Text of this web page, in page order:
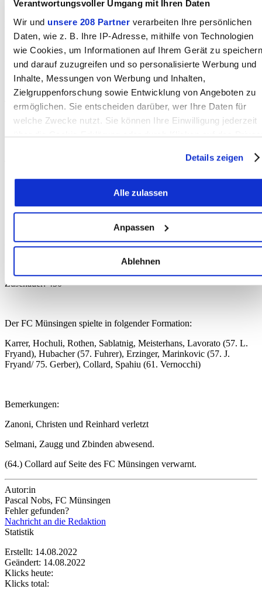
Verantwortungsvoller Umgang mit Ihren Daten
Wir und unsere 208 Partner verarbeiten Ihre persönlichen
Daten, wie z. B. Ihre IP-Adresse, mithilfe von Technologien
wie Cookies, um Informationen auf Ihrem Gerät zu speichern
und darauf zuzugreifen und so personalisierte Werbung und
Inhalte, Messungen von Werbung und Inhalten,
Zielgruppenforschung sowie Entwicklung von Angeboten zu
ermöglichen. Sie entscheiden darüber, wer Ihre Daten für
welche Zwecke nutzt. Sie können Ihre Einwilligung jederzeit
über die Cookie-Erklärung oder durch Klicken auf das
Wenn Sie es erlauben, würden wir auch gerne:
Informationen über Ihre geografische Lage erfassen,
welche bis auf einige Meter genau sein können
Merkmalen (Fingerprinting) identifizieren
Erfahren Sie mehr darüber, wie Ihre persönlichen Daten
verarbeitet werden, und legen Sie Ihre Präferenzen im
Abschnitt Einzelheitenfest.
personalisieren, Funktionen für soziale Medien anbieten zu
Außerdem geben wir Informationen zu Ihrer Verwendung
unserer Website an unsere Partner für soziale Medien,
die Sie ihnen bereitgestellt haben oder die sie im Rahmen
Ihrer Nutzung der Dienste gesammelt haben.
Details zeigen
Alle zulassen
Anpassen
Ablehnen
Nächstes Spiel:
FC Münsingen – SR Delémont
Telegramm:
FC Münsingen – FC Thun U21 (0:0) 2:2
76. Minute 1:1
81. Minute 2:2 Sablatnig
Zuschauer: 450
Der FC Münsingen spielte in folgender Formation:
Karrer, Hochuli, Rothen, Sablatnig, Meisterhans, Lavorato (57. L.
Fryand), Hubacher (57. Fuhrer), Erzinger, Marinkovic (57. J.
Fryand/ 75. Gerber), Collard, Spahiu (61. Vernocchi)
Bemerkungen:
Zanoni, Christen und Reinhard verletzt
Selmani, Zaugg und Zbinden abwesend.
(64.) Collard auf Seite des FC Münsingen verwarnt.
Autor:in
Pascal Nobs, FC Münsingen
Fehler gefunden?
Nachricht an die Redaktion
Statistik
Erstellt: 14.08.2022
Geändert: 14.08.2022
Klicks heute:
Klicks total: